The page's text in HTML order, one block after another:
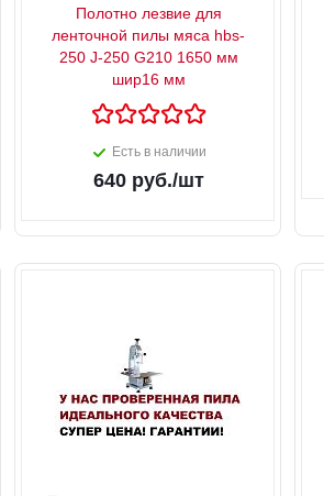
Полотно лезвие для
ленточной пилы мяса hbs-
250 J-250 G210 1650 мм
шир16 мм
Есть в наличии
640руб./шт